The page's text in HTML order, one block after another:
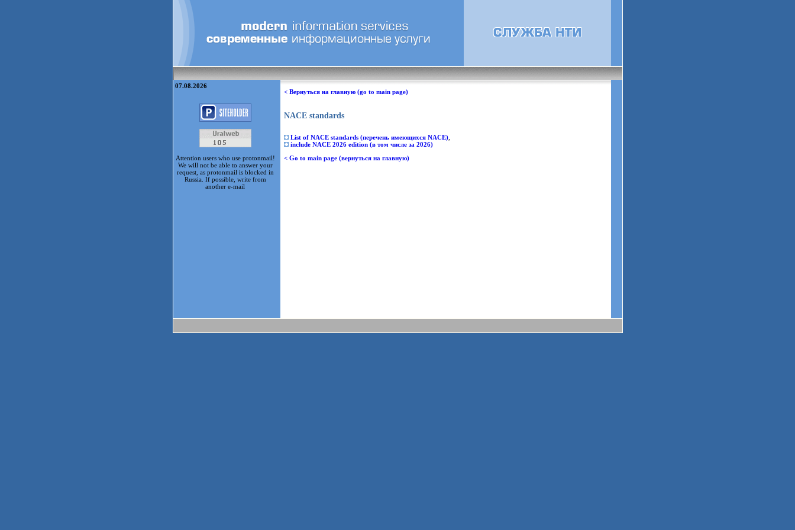
07.08.2026
Attention users who use protonmail!
We will not be able to answer your
request, as protonmail is blocked in
Russia. If possible, write from
another e-mail
< Вернуться на главную (go to main page)
NACE standards
List of NACE standards (перечень имеющихся NACE),
include NACE 2026 edition (в том числе за 2026)
< Go to main page (вернуться на главную)